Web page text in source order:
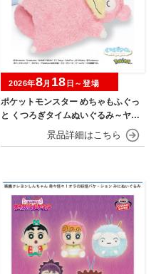
ポケットモンスター めちゃもふぐっ
と くつろぎタイムぬいぐるみ～ヤド
2026年8月 18 日～登場